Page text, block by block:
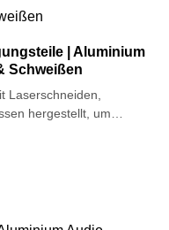
| Aluminium
Schweißen
Laserschneiden,
hergestellt, um
und Gehäuse,